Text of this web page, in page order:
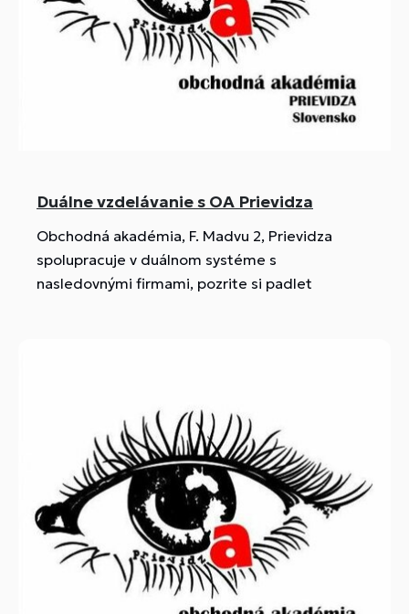
Duálne vzdelávanie s OA Prievidza
Obchodná akadémia, F. Madvu 2, Prievidza
spolupracuje v duálnom systéme s
nasledovnými firmami, pozrite si padlet